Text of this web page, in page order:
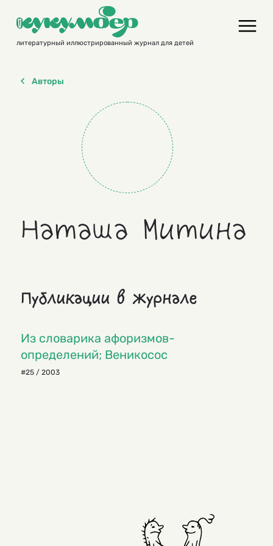
contentлитературный иллюстрированный журнал для детей
Авторы
Наташа Митина
Публикации в журнале
Из словарика афоризмов-
определений; Веникосос
#25 / 2003